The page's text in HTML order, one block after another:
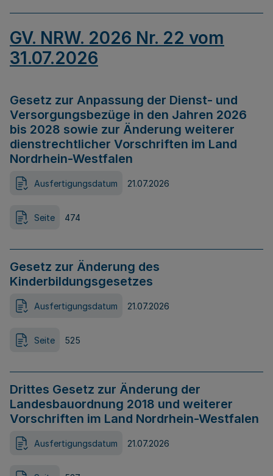
GV. NRW. 2026 Nr. 22 vom
31.07.2026
Gesetz zur Anpassung der Dienst- und
Versorgungsbezüge in den Jahren 2026
bis 2028 sowie zur Änderung weiterer
dienstrechtlicher Vorschriften im Land
Nordrhein-Westfalen
Ausfertigungsdatum 21.07.2026
Seite 474
Gesetz zur Änderung des
Kinderbildungsgesetzes
Ausfertigungsdatum 21.07.2026
Seite 525
Drittes Gesetz zur Änderung der
Landesbauordnung 2018 und weiterer
Vorschriften im Land Nordrhein-Westfalen
Ausfertigungsdatum 21.07.2026